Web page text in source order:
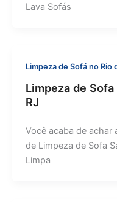
Lava Sofás
Limpeza de Sofá no Rio
Limpeza de
RJ
Você acaba de achar
de Limpeza de Sofa
Limpa